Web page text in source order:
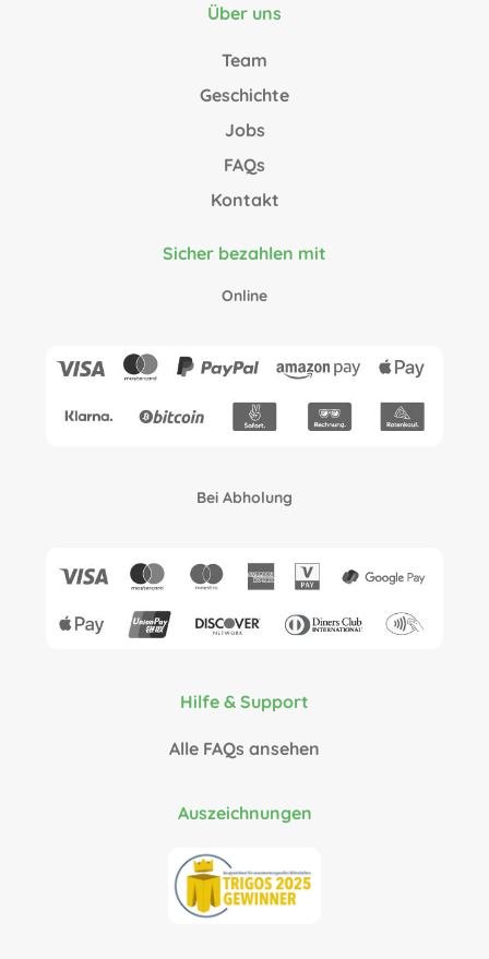
Über uns
Team
Geschichte
Jobs
FAQs
Kontakt
Sicher bezahlen mit
Online
Bei Abholung
Hilfe & Support
Alle FAQs ansehen
Auszeichnungen